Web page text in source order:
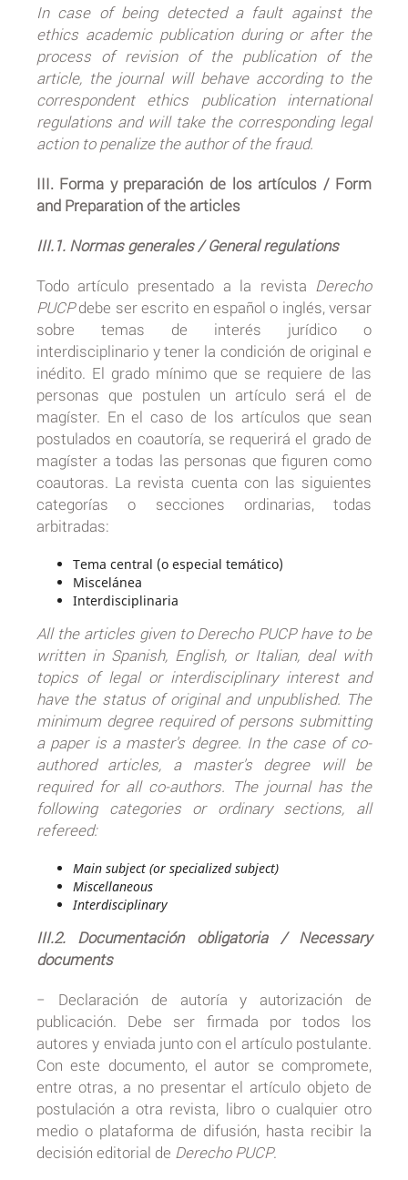
In case of being detected a fault against the
ethics academic publication during or after the
process of revision of the publication of the
article, the journal will behave according to the
correspondent ethics publication international
regulations and will take the corresponding legal
action to penalize the author of the fraud.
III. Forma y preparación de los artículos / Form
and Preparation of the articles
III.1. Normas generales / General regulations
Todo artículo presentado a la revista Derecho
PUCPdebe ser escrito en español o inglés, versar
sobre temas de interés jurídico o
interdisciplinario y tener la condición de original e
inédito. El grado mínimo que se requiere de las
personas que postulen un artículo será el de
magíster. En el caso de los artículos que sean
postulados en coautoría, se requerirá el grado de
magíster a todas las personas que figuren como
coautoras. La revista cuenta con las siguientes
categorías o secciones ordinarias, todas
arbitradas:
Tema central (o especial temático)
Miscelánea
Interdisciplinaria
All the articles given to Derecho PUCP have to be
written in Spanish, English, or Italian, deal with
topics of legal or interdisciplinary interest and
have the status of original and unpublished. The
minimum degree required of persons submitting
a paper is a master's degree. In the case of co-
authored articles, a master's degree will be
required for all co-authors. The journal has the
following categories or ordinary sections, all
refereed:
Main subject (or specialized subject)
Miscellaneous
Interdisciplinary
III.2. Documentación obligatoria / Necessary
documents
− Declaración de autoría y autorización de
publicación. Debe ser firmada por todos los
autores y enviada junto con el artículo postulante.
Con este documento, el autor se compromete,
entre otras, a no presentar el artículo objeto de
postulación a otra revista, libro o cualquier otro
medio o plataforma de difusión, hasta recibir la
decisión editorial de Derecho PUCP.